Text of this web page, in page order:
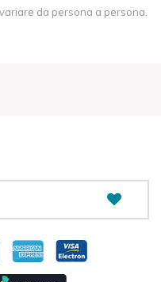
da persona a persona.